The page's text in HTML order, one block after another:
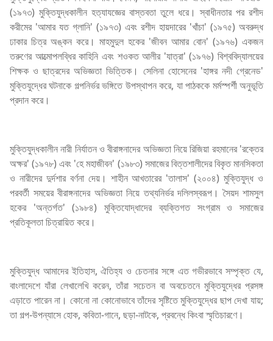
(১৯৭৩) মুক্তিযুদ্ধকালীন হত্যাযজ্ঞের বাস্তবতা তুলে ধরে। স্বাধীনতার পর রশীদ
করীমের 'আমার যত গ্লানি' (১৯৭৩) এবং রশীদ হায়দারের 'খাঁচা' (১৯৭৫) অবরুদ্ধ
ঢাকার চিত্র অঙ্কন করে। মাহমুদুল হকের 'জীবন আমার বোন' (১৯৭৬) একজন
তরুণের আত্মোপলব্ধির কাহিনি এবং শওকত আলীর 'যাত্রা' (১৯৭৬) বিশ্ববিদ্যালয়ের
শিক্ষক ও ছাত্রদের অভিজ্ঞতা ভিত্তিক। সেলিনা হোসেনের 'হাঙ্গর নদী গ্রেনেড'
মুক্তিযুদ্ধের ঘটনাকে গল্পনির্ভর ভঙ্গিতে উপস্থাপন করে, যা পাঠককে মর্মস্পর্শী অনুভূতি
প্রদান করে।
মুক্তিযুদ্ধকালীন নারী নির্যাতন ও বীরাঙ্গনাদের অভিজ্ঞতা নিয়ে রিজিয়া রহমানের 'রক্তের
অক্ষর' (১৯৭৮) এবং 'হে মহাজীবন' (১৯৮৩) সমাজের বিত্তশালীদের বিকৃত মানসিকতা
ও নারীদের দুর্দশার বর্ণনা দেয়। শাহীন আখতারের 'তালাস' (২০০৪) মুক্তিযুদ্ধ ও
পরবর্তী সময়ের বীরাঙ্গনাদের অভিজ্ঞতা নিয়ে তথ্যনির্ভর দলিলস্বরূপ। সৈয়দ শামসুল
হকের 'অন্তর্গত' (১৯৮৪) মুক্তিযোদ্ধাদের ব্যক্তিগত সংগ্রাম ও সমাজের
প্রতিকূলতা চিত্রায়িত করে।
মুক্তিযুদ্ধ আমাদের ইতিহাস, ঐতিহ্য ও চেতনার সঙ্গে এত গভীরভাবে সম্পৃক্ত যে,
বাংলাদেশে যাঁরা লেখালেখি করেন, তাঁরা সচেতন বা অবচেতনে মুক্তিযুদ্ধের প্রসঙ্গ
এড়াতে পারেন না। কোনো না কোনোভাবে তাঁদের সৃষ্টিতে মুক্তিযুদ্ধের ছাপ দেখা যায়;
তা গল্প-উপন্যাসে হোক, কবিতা-গানে, ছড়া-নাটকে, প্রবন্ধে কিংবা স্মৃতিচারণে।